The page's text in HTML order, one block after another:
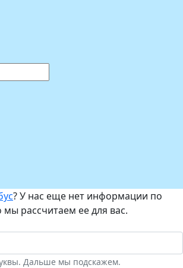
? У нас еще нет информации по
мы рассчитаем ее для вас.
Дальше мы подскажем.